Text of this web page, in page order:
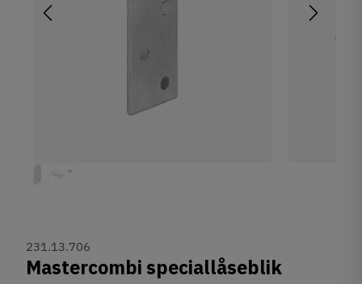
231.13.706
Mastercombi speciallåseblik